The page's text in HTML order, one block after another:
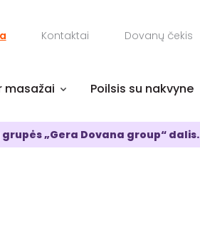
Kontaktai Dovanų čekis
masažai Poilsis su nakvyne
„Gera Dovana group“ dalis.